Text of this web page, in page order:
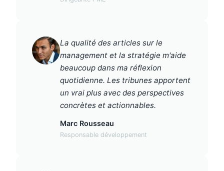
La qualité des articles sur le
management et la stratégie m'aide
beaucoup dans ma réflexion
quotidienne. Les tribunes apportent
un vrai plus avec des perspectives
concrètes et actionnables.
Marc Rousseau
Responsable développement